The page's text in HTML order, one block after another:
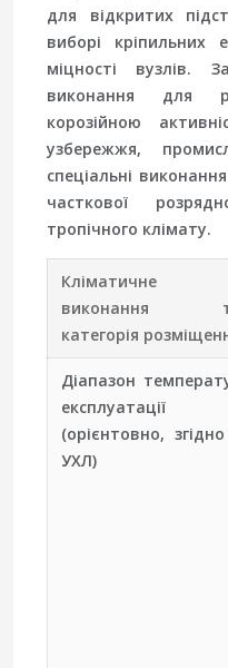
для відкритих
виборі кріпильних
міцності вузлів.
виконання для
корозійною
узбережжя,
спеціальні
часткової
тропічного клімату.
Кліматичне
виконання
категорія
Діапазон
експлуатації
(орієнтовно,
УХЛ)